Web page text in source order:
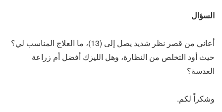
السؤال
أعاني من قصر نظر شديد يصل إلى (13)، ما العلاج المناسب لي؟
حيث أود التخلص من النظارة، وهل الليزك أفضل أم زراعة
العدسة؟
وشكراً لكم.